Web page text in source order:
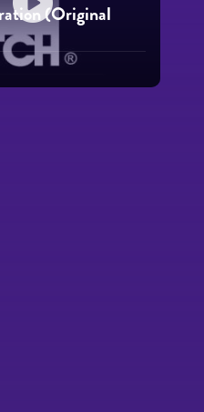
(Original